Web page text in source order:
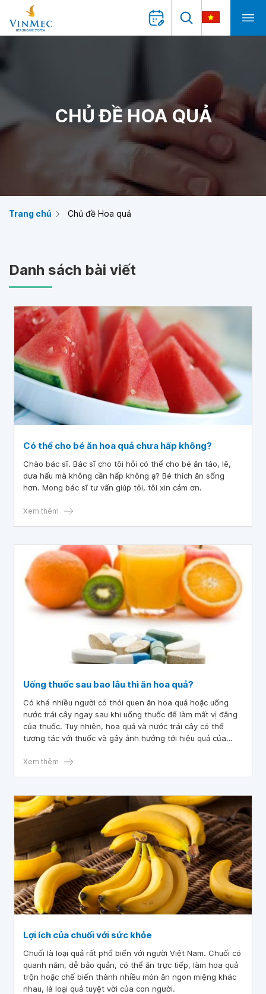
CHỦ ĐỀ HOA QUẢ
Trang chủ Chủ đề Hoa quả
Danh sách bài viết
Có thể cho bé ăn hoa quả chưa hấp không?
Chào bác sĩ. Bác sĩ cho tôi hỏi có thể cho bé ăn táo, lê,
dưa hấu mà không cần hấp không ạ? Bé thích ăn sống
hơn. Mong bác sĩ tư vấn giúp tôi, tôi xin cảm ơn.
Xem thêm
Uống thuốc sau bao lâu thì ăn hoa quả?
Có khá nhiều người có thói quen ăn hoa quả hoặc uống
nước trái cây ngay sau khi uống thuốc để làm mất vị đắng
của thuốc. Tuy nhiên, hoa quả và nước trái cây có thể
tương tác với thuốc và gây ảnh hưởng tới hiệu quả của
quả?
Xem thêm
Lợi ích của chuối với sức khỏe
Chuối là loại quả rất phổ biến với người Việt Nam. Chuối có
quanh năm, dễ bảo quản, có thể ăn trực tiếp, làm hoa quả
trộn hoặc chế biến thành nhiều món ăn ngon miệng khác
nhau, là loại quả tuyệt vời của con người.